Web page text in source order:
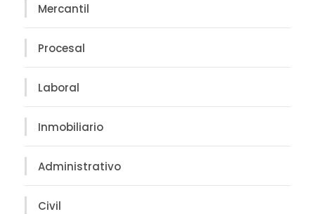
Mercantil
Procesal
Laboral
Inmobiliario
Administrativo
Civil